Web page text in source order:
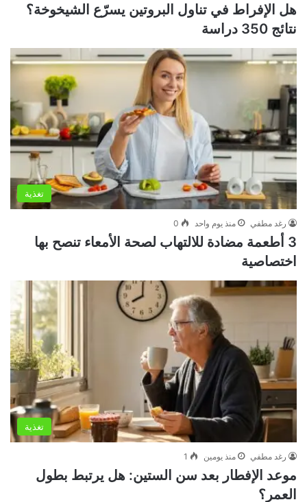
هل الإفراط في تناول البروتين يسرّع الشيخوخة؟
نتائج 350 دراسة
تغذية
رغد مطفي منذ يوم واحد 0
3 أطعمة مضادة للالتهاب لصحة الأمعاء تنصح بها
اختصاصية
تغذية
رغد مطفي منذ يومين 1
موعد الإفطار بعد سن الستين: هل يرتبط بطول
العمر؟